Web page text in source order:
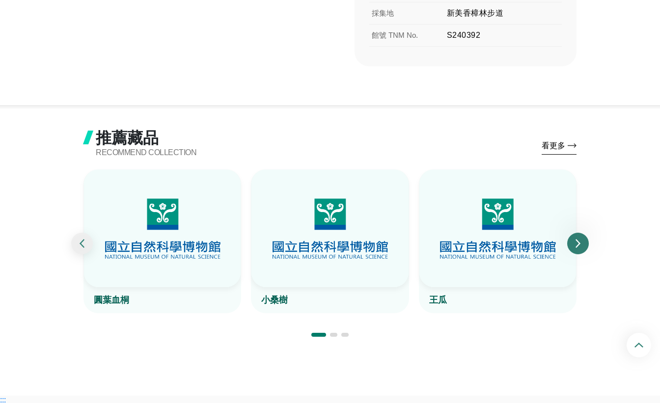
採集地 新美香樟林步道
館號 TNM No. S240392
推薦藏品
RECOMMEND COLLECTION
看更多
圓葉血桐 小桑樹 王瓜
:::
回頂端